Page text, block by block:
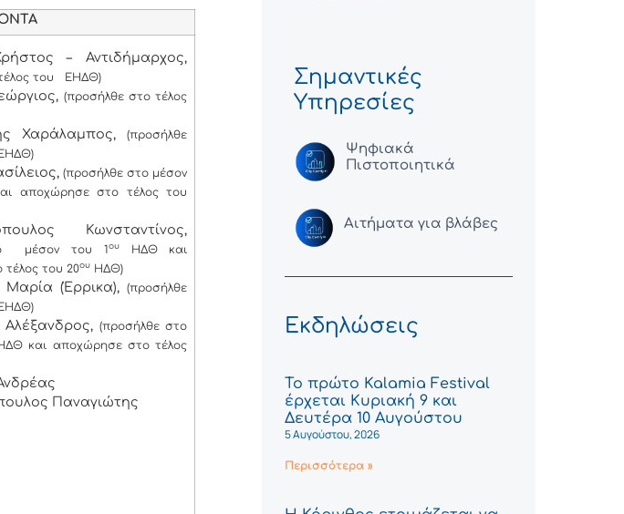
– Αντιδήμαρχος,
του ΕΗΔΘ)
(προσήλθε στο τέλος
Χαράλαμπος, (προσήλθε
(προσήλθε στο μέσον
αποχώρησε στο τέλος του
Κωνσταντίνος,
μέσον του 1 ουΗΔΘ και
του 20ουΗΔΘ)
Μαρία (Έρρικα),(προσήλθε
Αλέξανδρος, (προσήλθε στο
και αποχώρησε στο τέλος
Παναγιώτης
Σημαντικές
Υπηρεσίες
Ψηφιακά
Πιστοποιητικά
Αιτήματα για βλάβες
Εκδηλώσεις
Το πρώτο Kalamia Festival
έρχεται Κυριακή 9 και
Δευτέρα 10 Αυγούστου
5 Αυγούστου, 2026
Περισσότερα »